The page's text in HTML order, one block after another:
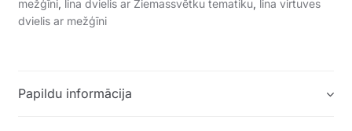
mežģīni, lina dvielis ar Ziemassvētku tematiku, lina virtuves
dvielis ar mežģīni
Papildu informācija